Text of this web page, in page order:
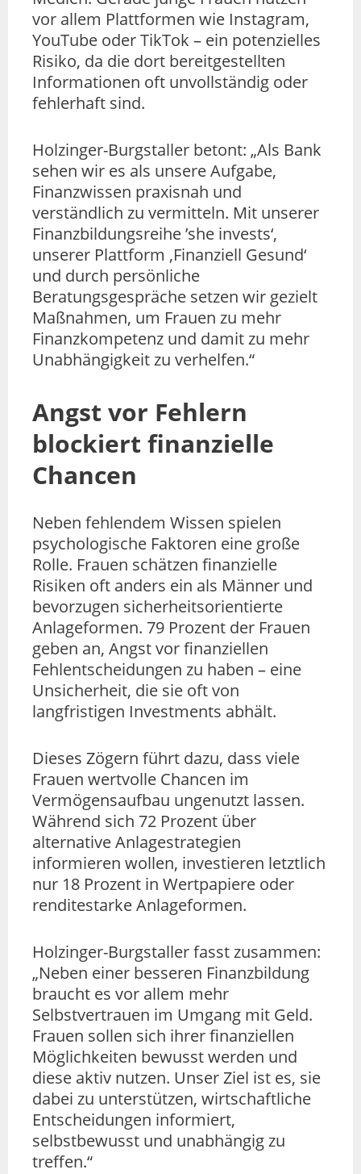
vor allem Plattformen wie Instagram,
YouTube oder TikTok – ein potenzielles
Risiko, da die dort bereitgestellten
Informationen oft unvollständig oder
fehlerhaft sind.
Holzinger-Burgstaller betont: „Als Bank
sehen wir es als unsere Aufgabe,
Finanzwissen praxisnah und
verständlich zu vermitteln. Mit unserer
Finanzbildungsreihe ’she invests‘,
unserer Plattform ‚Finanziell Gesund‘
und durch persönliche
Beratungsgespräche setzen wir gezielt
Maßnahmen, um Frauen zu mehr
Finanzkompetenz und damit zu mehr
Unabhängigkeit zu verhelfen.“
Angst vor Fehlern
blockiert finanzielle
Chancen
Neben fehlendem Wissen spielen
psychologische Faktoren eine große
Rolle. Frauen schätzen finanzielle
Risiken oft anders ein als Männer und
bevorzugen sicherheitsorientierte
Anlageformen. 79 Prozent der Frauen
geben an, Angst vor finanziellen
Fehlentscheidungen zu haben – eine
Unsicherheit, die sie oft von
langfristigen Investments abhält.
Dieses Zögern führt dazu, dass viele
Frauen wertvolle Chancen im
Vermögensaufbau ungenutzt lassen.
Während sich 72 Prozent über
alternative Anlagestrategien
informieren wollen, investieren letztlich
nur 18 Prozent in Wertpapiere oder
renditestarke Anlageformen.
Holzinger-Burgstaller fasst zusammen:
„Neben einer besseren Finanzbildung
braucht es vor allem mehr
Selbstvertrauen im Umgang mit Geld.
Frauen sollen sich ihrer finanziellen
Möglichkeiten bewusst werden und
diese aktiv nutzen. Unser Ziel ist es, sie
dabei zu unterstützen, wirtschaftliche
Entscheidungen informiert,
selbstbewusst und unabhängig zu
treffen.“